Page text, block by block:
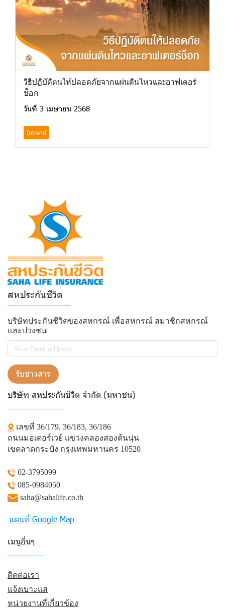
วิธีปฏิบัติตนให้ปลอดภัยจากแผ่นดินไหวและอาฟเตอร์
ช็อก
วันที่ 3 เมษายน 2568
Intrend
สหประกันชีวิต
บริษัทประกันชีวิตของสหกรณ์ เพื่อสหกรณ์ สมาชิกสหกรณ์
และปวงชน
รับข่าวสาร
บริษัท สหประกันชีวิต จำกัด (มหาชน)
เลขที่ 36/179, 36/183, 36/186
ถนนมอเตอร์เวย์ แขวงคลองสองต้นนุ่น
เขตลาดกระบัง กรุงเทพมหานคร 10520
02-3795099
085-0984050
saha@sahalife.co.th
แผนที่ Google Map
เมนูอื่นๆ
ติดต่อเรา
แจ้งเบาะแส
หน่วยงานที่เกี่ยวข้อง